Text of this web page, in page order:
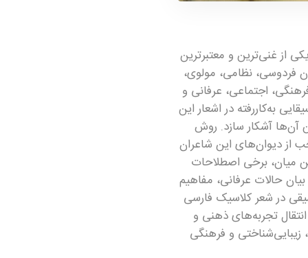
از غنی‌ترین و معتبرترین
فردوسی، نظامی، مولوی،
اجتماعی، عرفانی و
به‌کاررفته در اشعار این
آن‌ها آشکار سازد. روش
است و بر مبنای بررسی محتوای حدود ۶۰۰ بیت منتخب از دیوان‌های این شاعران
میان، برخی اصطلاحات
حالات عرفانی، مفاهیم
در شعر کلاسیک فارسی
تجربه‌های ذهنی و
و فرهنگی